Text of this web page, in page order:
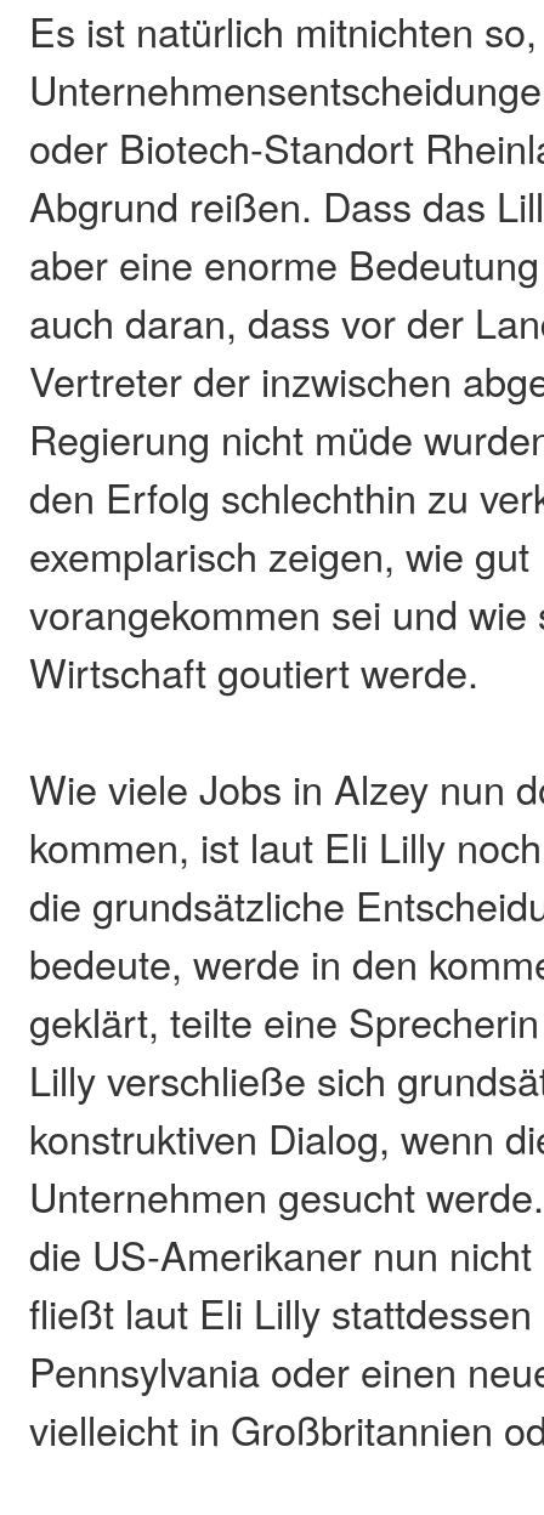
Es ist natürlich mitnichten
oder Biotech-Standort
Abgrund reißen. Dass das
aber eine enorme
auch daran, dass vor der
Vertreter der inzwischen
Regierung nicht müde
den Erfolg schlechthin zu
exemplarisch zeigen, wie
vorangekommen sei und
Wirtschaft goutiert werde.
Wie viele Jobs in Alzey nun
kommen, ist laut Eli Lilly
die grundsätzliche
bedeute, werde in den
geklärt, teilte eine
Lilly verschließe sich
konstruktiven Dialog, wenn
Unternehmen gesucht
die US-Amerikaner nun
fließt laut Eli Lilly
Pennsylvania oder einen
vielleicht in Großbritannien